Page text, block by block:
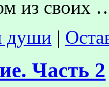
из своих
души |
Часть 2